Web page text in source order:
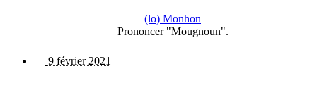
(lo) Monhon
Prononcer "Mougnoun".
9 février 2021